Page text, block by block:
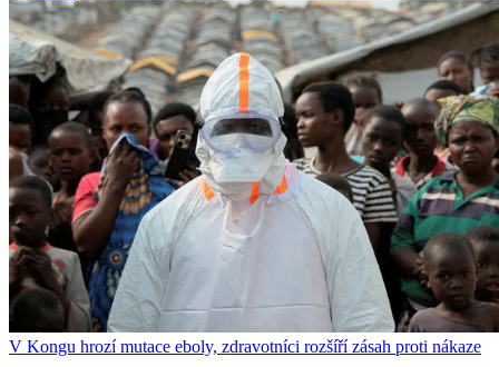
V Kongu hrozí mutace eboly, zdravotníci rozšíří zásah proti nákaze